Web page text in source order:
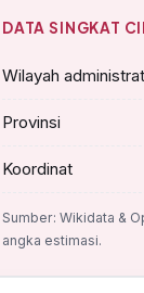
DATA SINGKAT
Wilayah
Provinsi
Koordinat
Sumber: Wikidata &
angka estimasi.